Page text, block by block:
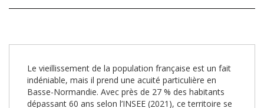
Le vieillissement de la population française est un fait
indéniable, mais il prend une acuité particulière en
Basse-Normandie. Avec près de 27 % des habitants
dépassant 60 ans selon l’INSEE (2021), ce territoire se